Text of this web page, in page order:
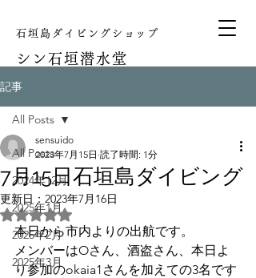
石垣島ダイビングショップ
シン石垣潜水堂
記事
All Posts
2024年12月
2025年1月
2025年2月
2025年3月
All Posts
7月15日石垣島ダイビング
sensuido
2023年7月15日 読了時間: 1分
更新日： 2023年7月16日
5つ星のうちNaNと評価されています。
本日から市内よりの出航です。
メンバーはOさん、酒盗さん、本日よ
り参加のokaia1さんを加えての3名です